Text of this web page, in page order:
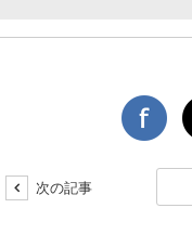
次の記事